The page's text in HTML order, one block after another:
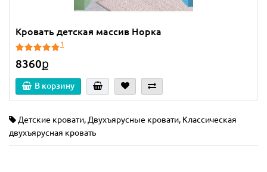
Кровать детская массив Норка
1
8360ք
В корзину
Детские кровати, Двухъярусные кровати, Классическая
двухъярусная кровать